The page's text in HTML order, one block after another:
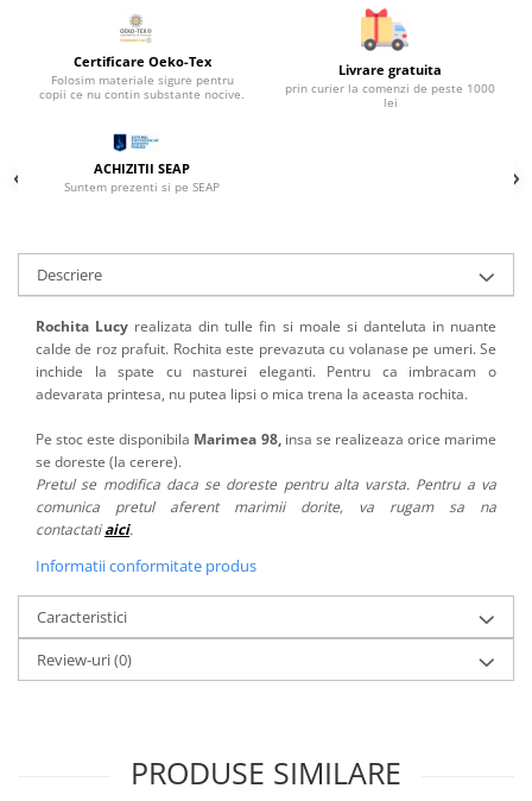
Certificare Oeko-Tex
Folosim materiale sigure pentru
copii ce nu contin substante nocive.
Livrare gratuita
prin curier la comenzi de peste 1000
lei
ACHIZITII SEAP
Suntem prezenti si pe SEAP
Descriere
Rochita Lucy realizata din tulle fin si moale si danteluta in nuante
calde de roz prafuit. Rochita este prevazuta cu volanase pe umeri. Se
inchide la spate cu nasturei eleganti. Pentru ca imbracam o
adevarata printesa, nu putea lipsi o mica trena la aceasta rochita.
Pe stoc este disponibila Marimea 98,insa se realizeaza orice marime
se doreste (la cerere).
Pretul se modifica daca se doreste pentru alta varsta. Pentru a va
comunica pretul aferent marimii dorite, va rugam sa na
contactatiaici.
Informatii conformitate produs
Caracteristici
Review-uri(0)
PRODUSE SIMILARE